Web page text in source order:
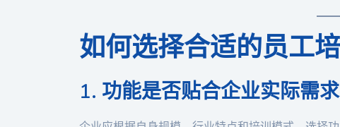
如何选择合适的员工
1. 功能是否贴合企业实际需求